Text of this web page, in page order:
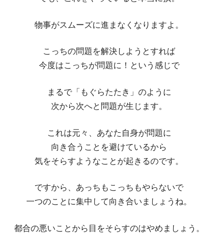
物事がスムーズに進まなくなりますよ。
こっちの問題を解決しようとすれば
今度はこっちが問題に！という感じで
まるで「もぐらたたき」のように
次から次へと問題が生じます。
これは元々、あなた自身が問題に
向き合うことを避けているから
気をそらすようなことが起きるのです。
ですから、あっちもこっちもやらないで
一つのことに集中して向き合いましょうね。
都合の悪いことから目をそらすのはやめましょう。